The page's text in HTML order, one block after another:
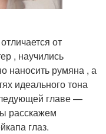
от
, научились
наносить румяна , а
идеального тона
главе —
расскажем
глаз.